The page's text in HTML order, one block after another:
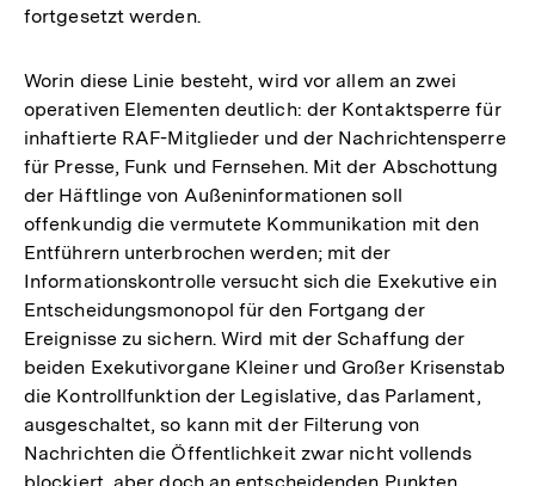
fortgesetzt werden.
Worin diese Linie besteht, wird vor allem an zwei
operativen Elementen deutlich: der Kontaktsperre für
inhaftierte RAF-Mitglieder und der Nachrichtensperre
für Presse, Funk und Fernsehen. Mit der Abschottung
der Häftlinge von Außeninformationen soll
offenkundig die vermutete Kommunikation mit den
Entführern unterbrochen werden; mit der
Informationskontrolle versucht sich die Exekutive ein
Entscheidungsmonopol für den Fortgang der
Ereignisse zu sichern. Wird mit der Schaffung der
beiden Exekutivorgane Kleiner und Großer Krisenstab
die Kontrollfunktion der Legislative, das Parlament,
ausgeschaltet, so kann mit der Filterung von
Nachrichten die Öffentlichkeit zwar nicht vollends
blockiert, aber doch an entscheidenden Punkten